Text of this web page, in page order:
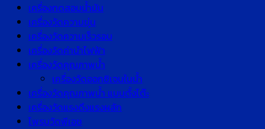
เครื่องทดสอบน้ำมัน
เครื่องวัดความขุ่น
เครื่องวัดความเร็วรอบ
เครื่องวัดค่านำไฟฟ้า
เครื่องวัดคุณภาพน้ำ
เครื่องวัดออกซิเจนในน้ำ
เครื่องวัดคุณภาพน้ำ แบบตั้งโต๊ะ
เครื่องวัดแรงดึงแรงผลัก
โพรบวัดพีเอช